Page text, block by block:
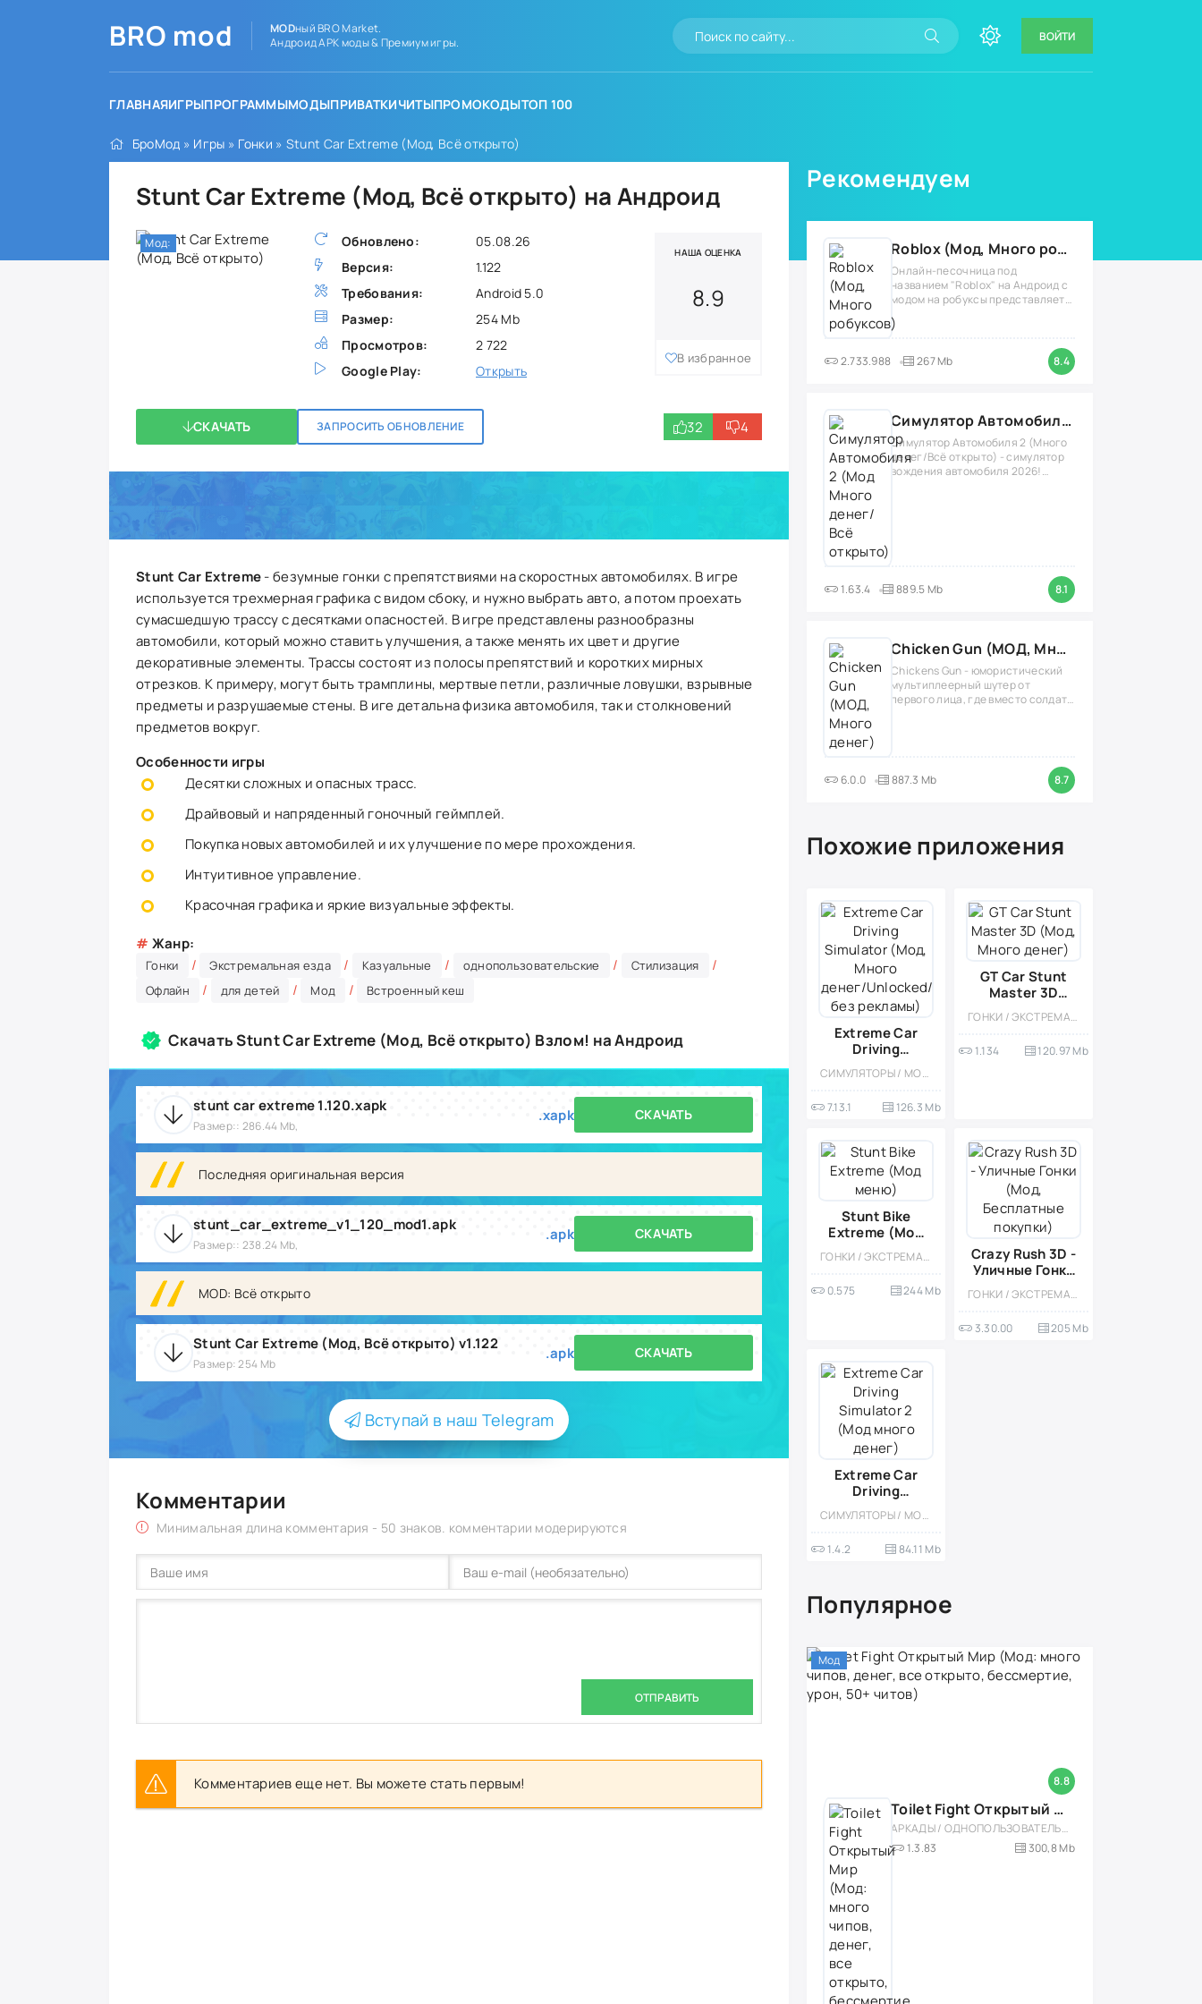
BRO mod MODный BRO Market.
Андроид APK моды & Премиум игры.
ВОЙТИ
ГЛАВНАЯИГРЫПРОГРАММЫМОДЫПРИВАТКИЧИТЫПРОМОКОДЫТОП 100
БроМод » Игры » Гонки » Stunt Car Extreme (Мод, Всё открыто)
Stunt Car Extreme (Мод, Всё открыто) на Андроид
Обновлено:
05.08.26
Версия:
1.122
Требования:
Android 5.0
Размер:
254 Mb
Просмотров:
2 722
Google Play:
Открыть
НАША ОЦЕНКА
8.9
В избранное
СКАЧАТЬ ЗАПРОСИТЬ ОБНОВЛЕНИЕ 32 4
Мод:
Stunt Car Extreme- безумные гонки с препятствиями на скоростных автомобилях. В игре
используется трехмерная графика с видом сбоку, и нужно выбрать авто, а потом проехать
сумасшедшую трассу с десятками опасностей. В игре представлены разнообразны
автомобили, который можно ставить улучшения, а также менять их цвет и другие
декоративные элементы. Трассы состоят из полосы препятствий и коротких мирных
отрезков. К примеру, могут быть трамплины, мертвые петли, различные ловушки, взрывные
предметы и разрушаемые стены. В иге детальна физика автомобиля, так и столкновений
предметов вокруг.
Особенности игры
Десятки сложных и опасных трасс.
Драйвовый и напряденный гоночный геймплей.
Покупка новых автомобилей и их улучшение по мере прохождения.
Интуитивное управление.
Красочная графика и яркие визуальные эффекты.
# Жанр:
Гонки / Экстремальная езда / Казуальные / однопользовательские / Стилизация /
Офлайн / для детей / Мод / Встроенный кеш
Скачать Stunt Car Extreme (Мод, Всё открыто) Взлом! на Андроид
stunt car extreme 1.120.xapk
Размер:: 286.44 Mb,
.xapk СКАЧАТЬ
Последняя оригинальная версия
stunt_car_extreme_v1_120_mod1.apk
Размер:: 238.24 Mb,
.apk СКАЧАТЬ
MOD: Всё открыто
Stunt Car Extreme (Мод, Всё открыто) v1.122
Размер: 254 Mb
.apk СКАЧАТЬ
Вступай в наш Telegram
Комментарии
Минимальная длина комментария - 50 знаков. комментарии модерируются
ОТПРАВИТЬ
Комментариев еще нет. Вы можете стать первым!
Рекомендуем
Roblox (Мод, Много робуксов)
Онлайн-песочница под
названием "Roblox" на Андроид с
модом на робуксы представляет
собой
2.733.988 267 Mb 8.4
Симулятор Автомобиля 2 (Мод Много денег/Всё открыто)
Симулятор Автомобиля 2 (Много
денег/Всё открыто) - симулятор
вождения автомобиля 2026!
1.63.4 889.5 Mb 8.1
Chicken Gun (МОД, Много денег)
Chickens Gun - юмористический
мультиплеерный шутер от
первого лица, где вместо солдат
6.0.0 887.3 Mb 8.7
Похожие приложения
Extreme Car
Driving
Simulator (Мод,
Много
без рекламы)
СИМУЛЯТОРЫ / МОД / ГОНКИ / КАЗУАЛЬНЫЕ / СТИЛИЗАЦИЯ / ОФЛАЙН / ОДНОПОЛЬЗОВАТЕЛЬСКИЕ / ВСТРОЕННЫЙ КЕШ / 3D / РЕАЛИЗМ / ОТКРЫТЫЙ МИР
7.13.1 126.3 Mb
GT Car Stunt
Master 3D
(Мод, Много
денег)
ГОНКИ / ЭКСТРЕМАЛЬНАЯ ЕЗДА / КАЗУАЛЬНЫЕ / ОДНОПОЛЬЗОВАТЕЛЬСКИЕ / СТИЛИЗАЦИЯ / ОФЛАЙН / МОД / ВСТРОЕННЫЙ КЕШ / 3D
1.134 120.97 Mb
Stunt Bike
Extreme (Мод
меню)
ГОНКИ / ЭКСТРЕМАЛЬНАЯ ЕЗДА / КАЗУАЛЬНЫЕ / МОТО / ФИЗИКА / 3D / ВСТРОЕННЫЙ КЕШ / МОД / СТИЛИЗАЦИЯ
0.575 244 Mb
Crazy Rush 3D -
Уличные Гонки
(Мод,
Бесплатные ГОНКИ / ЭКСТРЕМАЛЬНАЯ ЕЗДА / КАЗУАЛЬНЫЕ / ОДНОПОЛЬЗОВАТЕЛЬСКИЕ / СТИЛИЗАЦИЯ / ОФЛАЙН / МОД / ВСТРОЕННЫЙ КЕШ / 3D
3.30.00 205 Mb
Extreme Car
Driving
Simulator 2
(Мод много СИМУЛЯТОРЫ / МОД / ГОНКИ / ФИЗИКА / ОДНОПОЛЬЗОВАТЕЛЬСКИЕ / СОРЕВНОВАТЕЛЬНАЯ / ВСТРОЕННЫЙ КЕШ / МАЛЕНЬКАЯ
1.4.2 84.11 Mb
Популярное
8.8
Мод
Toilet Fight Открытый Мир (Мод: много чипов, денег, все открыто, бессмертие, урон, 50+ читов)
АРКАДЫ / ОДНОПОЛЬЗОВАТЕЛЬСКИЕ / ОФЛАЙН / МОД / РОЛЕВЫЕ / ШУТЕРЫ / ОТКРЫТЫЙ МИР / ВСТРОЕННЫЙ КЕШ / 3D / ЭКШЕНЫ / ТУАЛЕТНЫЕ ВОЙНЫ / ДЛЯ ДЕТЕЙ
1.3.83
300,8 Mb